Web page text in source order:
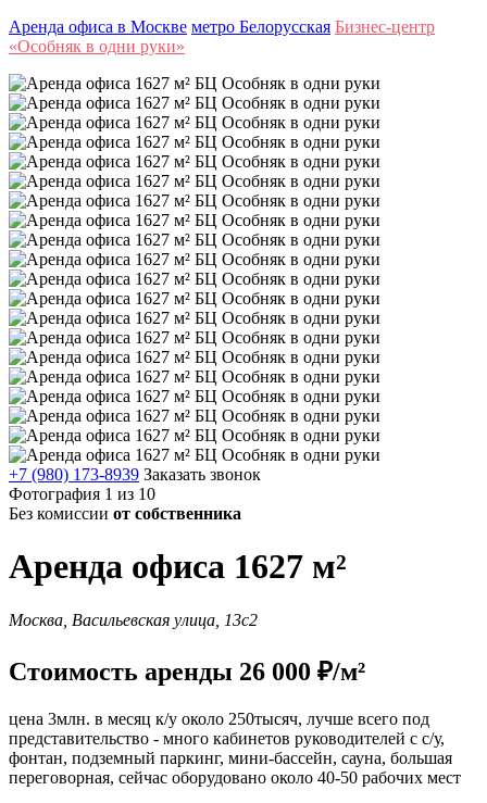
Аренда офиса в Москве метро Белорусская Бизнес-центр
«Особняк в одни руки»
+7 (980) 173-8939 Заказать звонок
Фотография 1 из 10
Без комиссии от собственника
Аренда офиса 1627 м²
Москва, Васильевская улица, 13с2
Стоимость аренды 26 000 ₽/м²
цена 3млн. в месяц к/у около 250тысяч, лучше всего под
представительство - много кабинетов руководителей с с/у,
фонтан, подземный паркинг, мини-бассейн, сауна, большая
переговорная, сейчас оборудовано около 40-50 рабочих мест